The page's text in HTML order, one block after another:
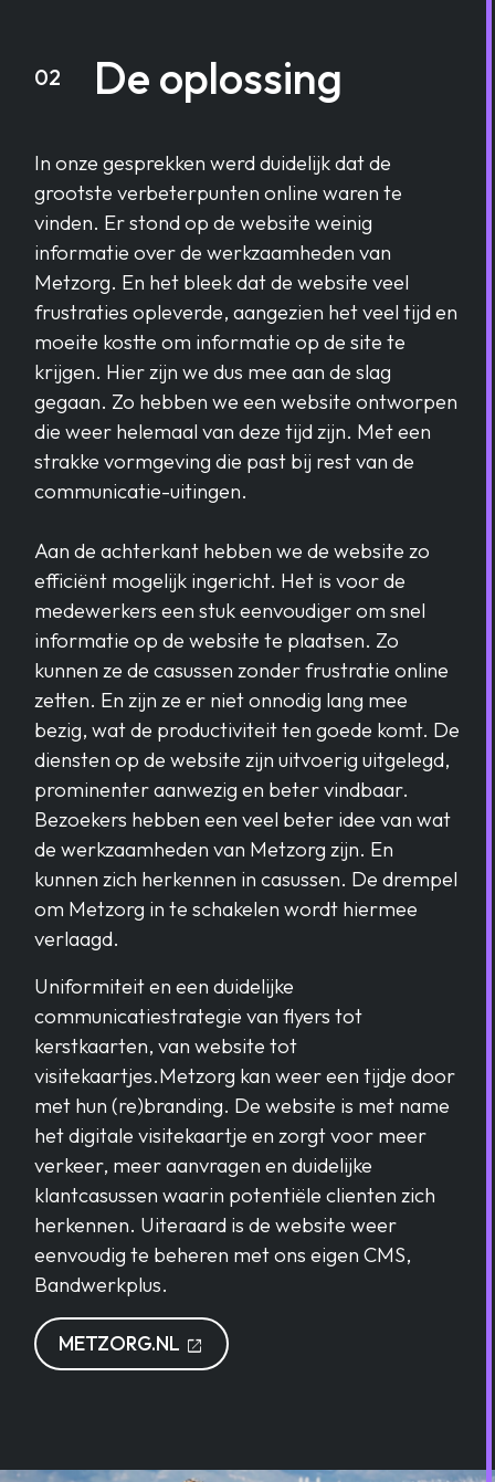
02 De oplossing
In onze gesprekken werd duidelijk dat de
grootste verbeterpunten online waren te
vinden. Er stond op de website weinig
informatie over de werkzaamheden van
Metzorg. En het bleek dat de website veel
frustraties opleverde, aangezien het veel tijd en
moeite kostte om informatie op de site te
krijgen. Hier zijn we dus mee aan de slag
gegaan. Zo hebben we een website ontworpen
die weer helemaal van deze tijd zijn. Met een
strakke vormgeving die past bij rest van de
communicatie-uitingen.
Aan de achterkant hebben we de website zo
efficiënt mogelijk ingericht. Het is voor de
medewerkers een stuk eenvoudiger om snel
informatie op de website te plaatsen. Zo
kunnen ze de casussen zonder frustratie online
zetten. En zijn ze er niet onnodig lang mee
bezig, wat de productiviteit ten goede komt. De
diensten op de website zijn uitvoerig uitgelegd,
prominenter aanwezig en beter vindbaar.
Bezoekers hebben een veel beter idee van wat
de werkzaamheden van Metzorg zijn. En
kunnen zich herkennen in casussen. De drempel
om Metzorg in te schakelen wordt hiermee
verlaagd.
Uniformiteit en een duidelijke
communicatiestrategie van flyers tot
kerstkaarten, van website tot
visitekaartjes.Metzorg kan weer een tijdje door
met hun (re)branding. De website is met name
het digitale visitekaartje en zorgt voor meer
verkeer, meer aanvragen en duidelijke
klantcasussen waarin potentiële clienten zich
herkennen. Uiteraard is de website weer
eenvoudig te beheren met ons eigen CMS,
Bandwerkplus.
METZORG.NL open_in_new OPENT IN EEN NIEUW TABLAD